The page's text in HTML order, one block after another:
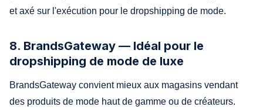
et axé sur l'exécution pour le dropshipping de mode.
8. BrandsGateway — Idéal pour le
dropshipping de mode de luxe
BrandsGateway convient mieux aux magasins vendant
des produits de mode haut de gamme ou de créateurs.